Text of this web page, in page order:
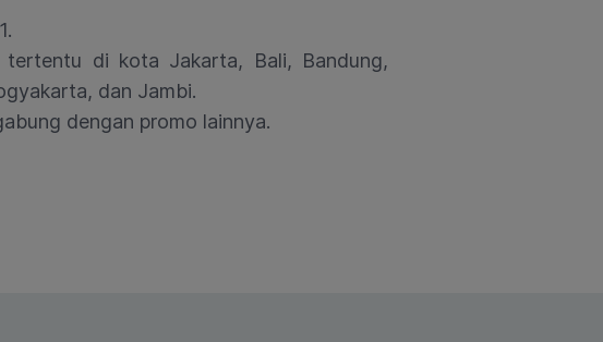
di kota Jakarta, Bali, Bandung,
dan Jambi.
dengan promo lainnya.